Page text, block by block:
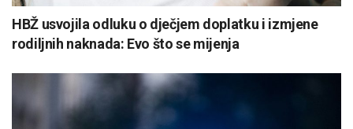
HBŽ usvojila odluku o dječjem doplatku i izmjene
rodiljnih naknada: Evo što se mijenja